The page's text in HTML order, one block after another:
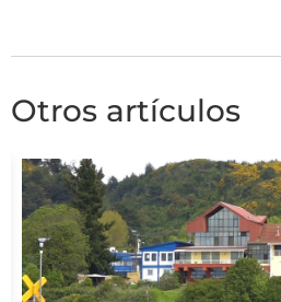
Otros artículos